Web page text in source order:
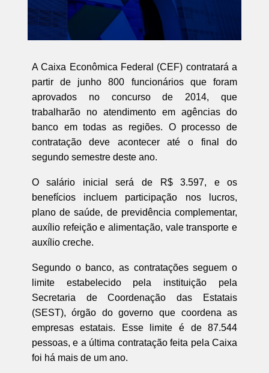
A Caixa Econômica Federal (CEF) contratará a
partir de junho 800 funcionários que foram
aprovados no concurso de 2014, que
trabalharão no atendimento em agências do
banco em todas as regiões. O processo de
contratação deve acontecer até o final do
segundo semestre deste ano.
O salário inicial será de R$ 3.597, e os
benefícios incluem participação nos lucros,
plano de saúde, de previdência complementar,
auxílio refeição e alimentação, vale transporte e
auxílio creche.
Segundo o banco, as contratações seguem o
limite estabelecido pela instituição pela
Secretaria de Coordenação das Estatais
(SEST), órgão do governo que coordena as
empresas estatais. Esse limite é de 87.544
pessoas, e a última contratação feita pela Caixa
foi há mais de um ano.